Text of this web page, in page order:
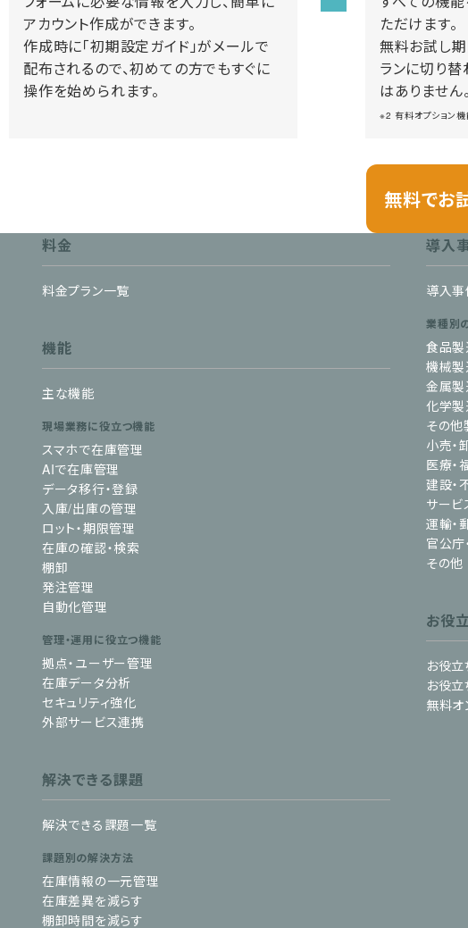
アカウント作成ができます。
作成時に「初期設定ガイド」がメールで
配布されるので、初めての方でもすぐに
操作を始められます。
ただけます。
無料お試し
ランに切り
はありません。
※2 有料オプション機
無料でお
料金
料金プラン一覧
機能
主な機能
現場業務に役立つ機能
スマホで在庫管理
AIで在庫管理
データ移行・登録
入庫/出庫の管理
ロット・期限管理
在庫の確認・検索
棚卸
発注管理
自動化管理
管理・運用に役立つ機能
拠点・ユーザー管理
在庫データ分析
セキュリティ強化
外部サービス連携
解決できる課題
解決できる課題一覧
課題別の解決方法
在庫情報の一元管理
在庫差異を減らす
棚卸時間を減らす
導入
導入
業種別
食品製
機械製
金属製
化学製
その他
小売・
医療・
建設・
サービ
運輸・
官公庁
その他
お役
お役
お役立
無料オ